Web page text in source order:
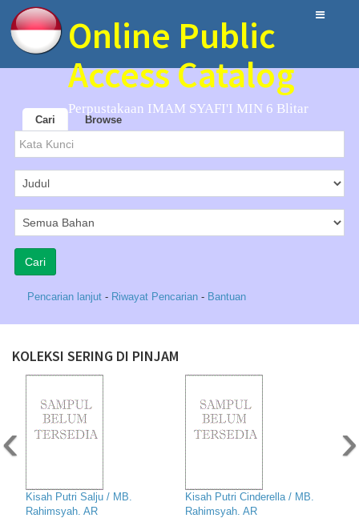
Online Public
Access Catalog
Perpustakaan IMAM SYAFI'I MIN 6 Blitar
Cari Browse
Pencarian lanjut - Riwayat Pencarian - Bantuan
KOLEKSI SERING DI PINJAM
Kisah Putri Salju / MB.
Rahimsyah. AR
Kisah Putri Cinderella / MB.
Rahimsyah. AR
‹ ›